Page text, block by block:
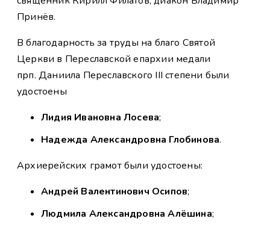
Принёв.
В благодарность за труды на благо Святой
Церкви в Переславской епархии медали
прп. Даниила Переславского III степени были
удостоены
Лидия Ивановна Лосева;
Надежда Александровна Глобинова.
Архиерейских грамот были удостоены:
Андрей Валентинович Осипов;
Людмила Александровна Алёшина;